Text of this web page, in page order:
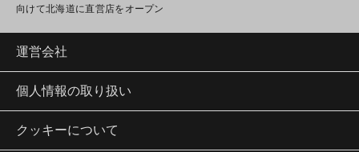
向けて北海道に直営店をオープン
運営会社
個人情報の取り扱い
クッキーについて